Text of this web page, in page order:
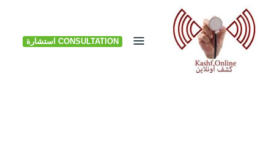
Skip
content
CONSULTATION استشارة